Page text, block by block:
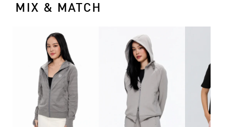
MIX & MATCH